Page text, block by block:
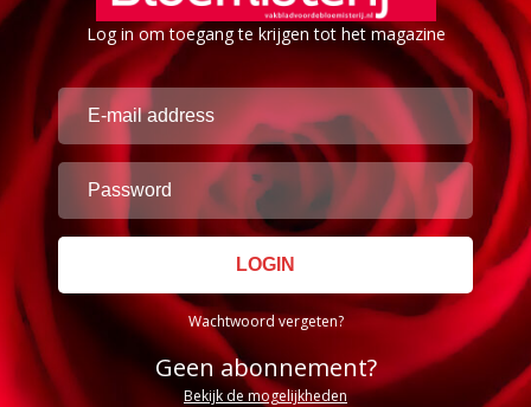
Log in om toegang te krijgen tot het magazine
Wachtwoord vergeten?
Geen abonnement?
Bekijk de mogelijkheden